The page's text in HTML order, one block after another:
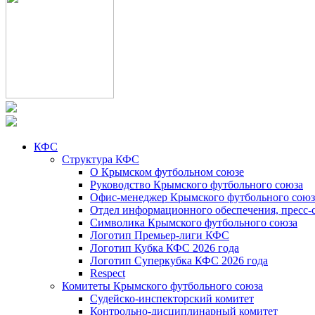
КФС
Структура КФС
О Крымском футбольном союзе
Руководство Крымского футбольного союза
Офис-менеджер Крымского футбольного
Отдел информационного обеспечения, пресс-
Символика Крымского футбольного союза
Логотип Премьер-лиги КФС
Логотип Кубка КФС 2026 года
Логотип Суперкубка КФС 2026 года
Respect
Комитеты Крымского футбольного союза
Судейско-инспекторский комитет
Контрольно-дисциплинарный комитет